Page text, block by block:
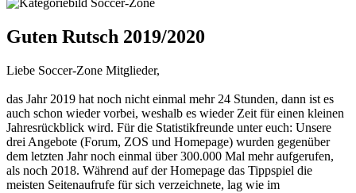
Guten Rutsch 2019/2020
Liebe Soccer-Zone Mitglieder,
das Jahr 2019 hat noch nicht einmal mehr 24 Stunden, dann ist es
auch schon wieder vorbei, weshalb es wieder Zeit für einen kleinen
Jahresrückblick wird. Für die Statistikfreunde unter euch: Unsere
drei Angebote (Forum, ZOS und Homepage) wurden gegenüber
dem letzten Jahr noch einmal über 300.000 Mal mehr aufgerufen,
als noch 2018. Während auf der Homepage das Tippspiel die
meisten Seitenaufrufe für sich verzeichnete, lag wie im